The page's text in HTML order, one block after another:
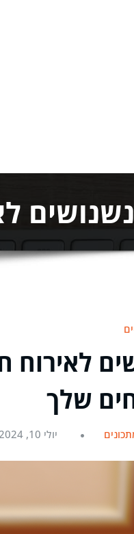
נשנושים
לאירוח
שלך
יולי 10, 2024